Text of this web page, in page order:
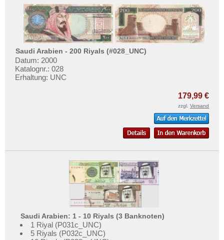
Saudi Arabien - 200 Riyals (#028_UNC)
Datum: 2000
Katalognr.: 028
Erhaltung: UNC
179,99 €
zzgl. Versand
Saudi Arabien: 1 - 10 Riyals (3 Banknoten)
1 Riyal (P031c_UNC)
5 Riyals (P032c_UNC)